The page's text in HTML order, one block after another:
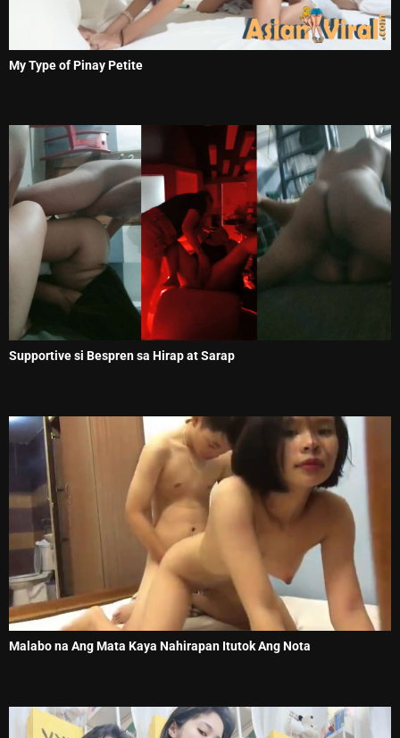
My Type of Pinay Petite
Supportive si Bespren sa Hirap at Sarap
Malabo na Ang Mata Kaya Nahirapan Itutok Ang Nota